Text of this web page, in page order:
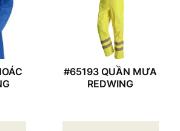
#65193 QUẦN MƯA
REDWING